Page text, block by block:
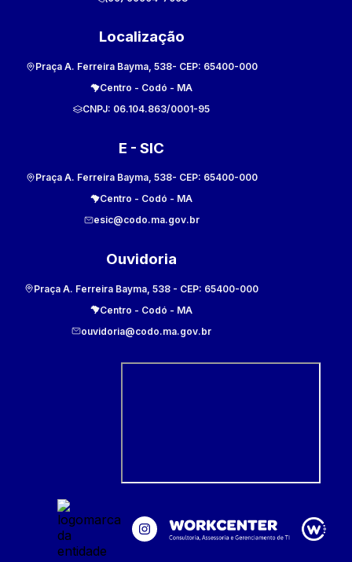
Localização
Praça A. Ferreira Bayma, 538- CEP: 65400-000
Centro - Codó - MA
CNPJ: 06.104.863/0001-95
E - SIC
Praça A. Ferreira Bayma, 538- CEP: 65400-000
Centro - Codó - MA
esic@codo.ma.gov.br
Ouvidoria
Praça A. Ferreira Bayma, 538 - CEP: 65400-000
Centro - Codó - MA
ouvidoria@codo.ma.gov.br